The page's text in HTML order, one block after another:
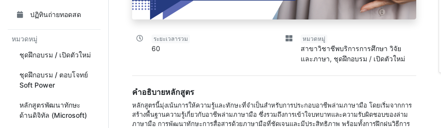
ปฏิทินถ่ายทอดสด
หมวดหมู่
ชุดฝึกอบรม / เปิดตัวใหม่
ชุดฝึกอบรม / ตอบโจทย์
Soft Power
หลักสูตรพัฒนาทักษะ
ด้านดิจิทัล (Microsoft)
ระยะเวลารวม
60
หมวดหมู่
สาขาวิชาชีพบริการการศึกษา วิจัย
และภาษา, ชุดฝึกอบรม / เปิดตัวใหม่
คำอธิบายหลักสูตร
หลักสูตรนี้มุ่งเน้นการให้ความรู้และทักษะที่จำเป็นสำหรับการประกอบอาชีพล่ามภาษามือ โดยเริ่มจากการ
สร้างพื้นฐานความรู้เกี่ยวกับอาชีพล่ามภาษามือ ซึ่งรวมถึงการเข้าใจบทบาทและความรับผิดชอบของล่าม
ภาษามือ การพัฒนาทักษะการสื่อสารด้วยภาษามือที่ชัดเจนและมีประสิทธิภาพ พร้อมทั้งการฝึกฝนวิธีการ